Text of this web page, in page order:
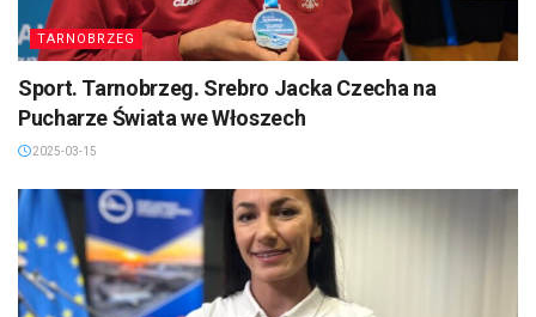
TARNOBRZEG
Sport. Tarnobrzeg. Srebro Jacka Czecha na
Pucharze Świata we Włoszech
2025-03-15